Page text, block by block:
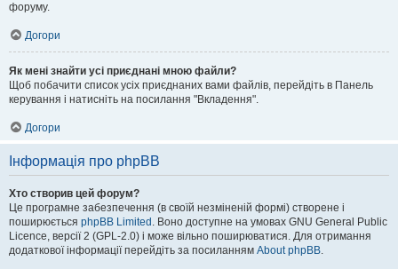
форуму.
Догори
Як мені знайти усі приєднані мною файли?
Щоб побачити список усіх приєднаних вами файлів, перейдіть в Панель
керування і натисніть на посилання "Вкладення".
Догори
Інформація про phpBB
Хто створив цей форум?
Це програмне забезпечення (в своїй незміненій формі) створене і
поширюється phpBB Limited . Воно доступне на умовах GNU General Public
Licence, версії 2 (GPL-2.0) і може вільно поширюватися. Для отримання
додаткової інформації перейдіть за посиланням About phpBB.